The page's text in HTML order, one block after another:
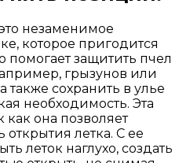
незаменимое
которое пригодится
помогает защитить пчел
грызунов или
сохранить в улье
необходимость. Эта
как она позволяет
летка. С ее
леток наглухо, создать